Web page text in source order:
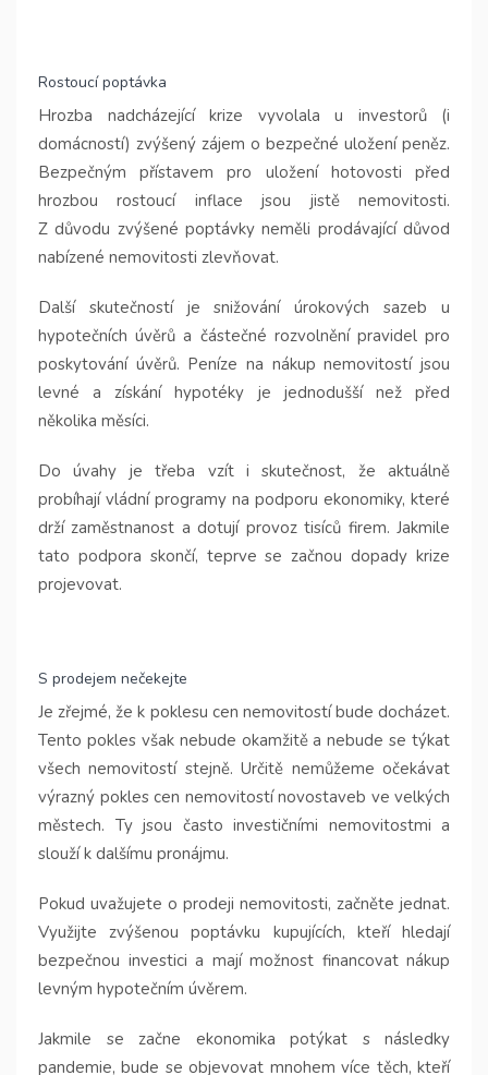
Rostoucí poptávka
Hrozba nadcházející krize vyvolala u investorů (i
domácností) zvýšený zájem o bezpečné uložení peněz.
Bezpečným přístavem pro uložení hotovosti před
hrozbou rostoucí inflace jsou jistě nemovitosti.
Z důvodu zvýšené poptávky neměli prodávající důvod
nabízené nemovitosti zlevňovat.
Další skutečností je snižování úrokových sazeb u
hypotečních úvěrů a částečné rozvolnění pravidel pro
poskytování úvěrů. Peníze na nákup nemovitostí jsou
levné a získání hypotéky je jednodušší než před
několika měsíci.
Do úvahy je třeba vzít i skutečnost, že aktuálně
probíhají vládní programy na podporu ekonomiky, které
drží zaměstnanost a dotují provoz tisíců firem. Jakmile
tato podpora skončí, teprve se začnou dopady krize
projevovat.
S prodejem nečekejte
Je zřejmé, že k poklesu cen nemovitostí bude docházet.
Tento pokles však nebude okamžitě a nebude se týkat
všech nemovitostí stejně. Určitě nemůžeme očekávat
výrazný pokles cen nemovitostí novostaveb ve velkých
městech. Ty jsou často investičními nemovitostmi a
slouží k dalšímu pronájmu.
Pokud uvažujete o prodeji nemovitosti, začněte jednat.
Využijte zvýšenou poptávku kupujících, kteří hledají
bezpečnou investici a mají možnost financovat nákup
levným hypotečním úvěrem.
Jakmile se začne ekonomika potýkat s následky
pandemie, bude se objevovat mnohem více těch, kteří